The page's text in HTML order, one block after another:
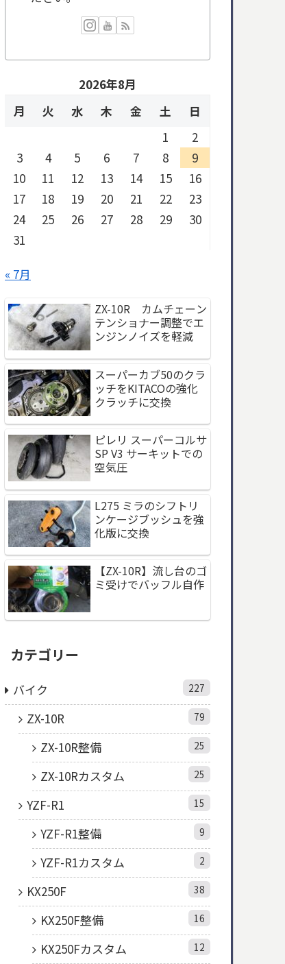
2026年8月
月
火 水 木 金 土
日
1
2
3
4 5 6 7 8
9
10
11 12 13 14 15
16
17
18 19 20 21 22
23
24
25 26 27 28 29
30
31
« 7月
ZX-10R カムチェーン
テンショナー調整でエ
ンジンノイズを軽減
スーパーカブ50のクラ
ッチをKITACOの強化
クラッチに交換
ピレリ スーパーコルサ
SP V3 サーキットでの
空気圧
L275 ミラのシフトリ
ンケージブッシュを強
化版に交換
【ZX-10R】流し台のゴ
ミ受けでバッフル自作
カテゴリー
バイク 227
ZX-10R 79
ZX-10R整備 25
ZX-10Rカスタム 25
YZF-R1 15
YZF-R1整備 9
YZF-R1カスタム 2
KX250F 38
KX250F整備 16
KX250Fカスタム 12